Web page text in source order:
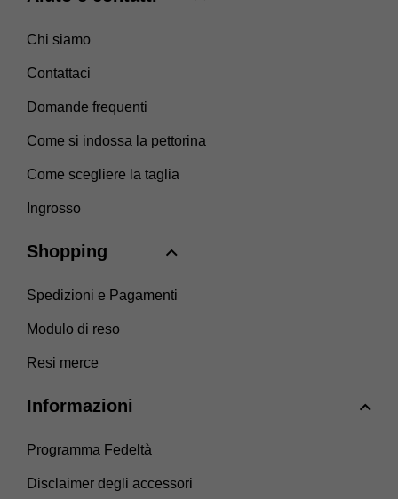
Chi siamo
Contattaci
Domande frequenti
Come si indossa la pettorina
Come scegliere la taglia
Ingrosso
Shopping
Spedizioni e Pagamenti
Modulo di reso
Resi merce
Informazioni
Programma Fedeltà
Disclaimer degli accessori